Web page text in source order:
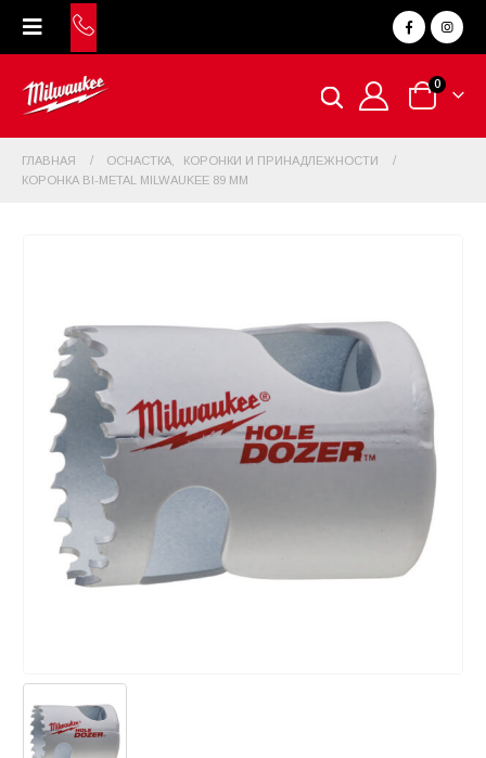
0
ГЛАВНАЯ ОСНАСТКА
КОРОНКИ И ПРИНАДЛЕЖНОСТИ
КОРОНКА BI-METAL MILWAUKEE 89 ММ